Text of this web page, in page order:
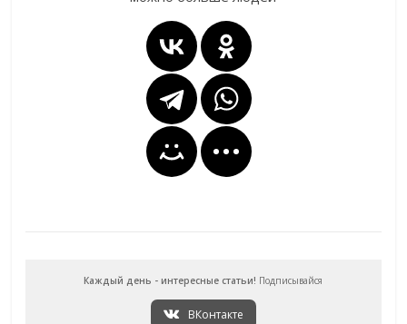
Каждый день - интересные статьи! Подписывайся
ВКонтакте